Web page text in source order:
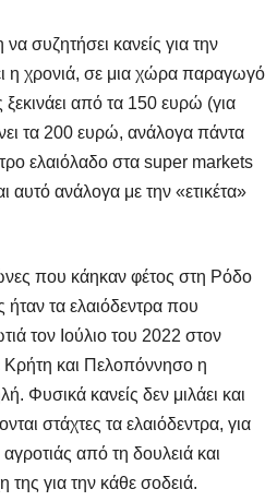
συζητήσει κανείς για την
η χρονιά, σε μια χώρα παραγωγό
από τα 150 ευρώ (για
τα 200 ευρώ, ανάλογα πάντα
ελαιόλαδο στα super markets
ανάλογα με την «ετικέτα»
που κάηκαν φέτος στη Ρόδο
ήταν τα ελαιόδεντρα που
τον Ιούλιο του 2022 στον
και Πελοπόννησο η
Φυσικά κανείς δεν μιλάει και
στάχτες τα ελαιόδεντρα, για
από τη δουλειά και
της για την κάθε σοδειά.